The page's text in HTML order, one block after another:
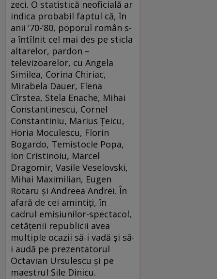
zeci. O statistică neoficială ar
indica probabil faptul că, în
anii ’70-’80, poporul român s-
a întîlnit cel mai des pe sticla
altarelor, pardon –
televizoarelor, cu Angela
Similea, Corina Chiriac,
Mirabela Dauer, Elena
Cîrstea, Stela Enache, Mihai
Constantinescu, Cornel
Constantiniu, Marius Ţeicu,
Horia Moculescu, Florin
Bogardo, Temistocle Popa,
Ion Cristinoiu, Marcel
Dragomir, Vasile Veselovski,
Mihai Maximilian, Eugen
Rotaru şi Andreea Andrei. În
afară de cei amintiţi, în
cadrul emisiunilor-spectacol,
cetăţenii republicii avea
multiple ocazii să-i vadă şi să-
i audă pe prezentatorul
Octavian Ursulescu şi pe
maestrul Sile Dinicu.